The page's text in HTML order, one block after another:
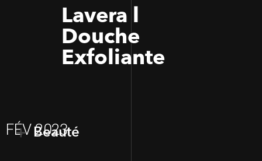
Lavera l
Douche
Exfoliante
FÉV 2023
Beauté